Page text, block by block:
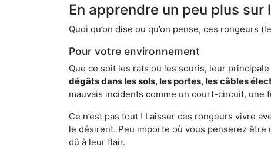
En apprendre un peu plus
Quoi qu’on dise ou qu’on pense, ces
Pour votre environnement
Que ce soit les rats ou les souris, leur
dégâts dans les sols, les portes, les câbles
mauvais incidents comme un court-circuit, une
Ce n’est pas tout ! Laisser ces rongeurs vivre
le désirent. Peu importe où vous penserez être
dû à leur flair.